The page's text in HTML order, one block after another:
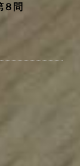
８問